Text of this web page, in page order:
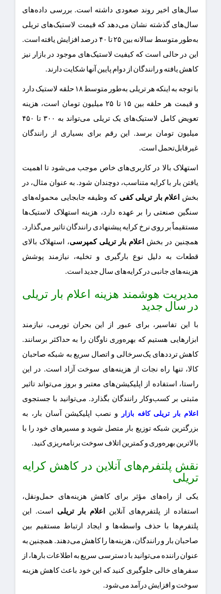
سال‌های اخیر روند صعودی داشته است. بررسی داده‌های
سال‌های گذشته نشان می‌دهد که قیمت لاستیک‌های تریلی
به‌طور متوسط سالانه بین ۲۵ تا ۴۰ درصد افزایش یافته است.
این در حالی است که کیفیت لاستیک‌های موجود در بازار نیز
کاهش یافته و رانندگان از دوام پایین آنها شکایت دارند.
با توجه به اینکه هر تریلی به‌طور متوسط ۱۸ حلقه لاستیک دارد
و قیمت هر حلقه بین ۱۵ تا ۲۵ میلیون تومان است، هزینه
تعویض کامل لاستیک‌های یک تریلی می‌تواند به ۳۰۰ تا ۴۵۰
میلیون تومان برسد. این رقم برای بسیاری از رانندگان
غیرقابل‌تحمل است.
استهلاک بالا در کاربری‌های خاص موجب می‌شود تا اهمیت
یافتن بار با کرایه متناسب، دوچندان شود. به عنوان مثال، در
بخش
اعلام بار تریلی کفی که وظیفه جابجایی محموله‌های
سنگین صنعتی را بر عهده دارد، هزینه استهلاک لاستیک‌ها
مستقیماً بر روی نرخ کرایه پیشنهادی رانندگان تاثیر می‌گذارد.
همچنین در بخش
اعلام بار تریلی کمپرسی، استهلاک بالای
قطعات به دلیل نوع بارگیری و تخلیه، نیازمند پوشش
هزینه‌های جانبی در کرایه‌های سال جدید است.
مدیریت هوشمند هزینه اعلام بار تریلی
در سال جدید
با این تفاسیر، برای عبور از این بحران تورمی، نیازمند
ابزارهایی هستیم که بهره‌وری ناوگان را به حداکثر برسانند.
کاهش ترددهای یک‌سرخالی و اتصال سریع به شبکه صاحبان
کالا، تنها راه نجات از هزینه‌های سوخت آزاد است. در این
راستا، استفاده از اپلیکیشن‌های معتبر و بروز می‌تواند تاثیر
مثبتی بر کسب‌وکار رانندگان بگذارد. می‌توانید با جستجوی
اعلام بار تریلی کافه بازار
و نصب اپلیکیشن‌ آسان ‌بار، به
بزرگترین شبکه توزیع بار متصل شوید و مسیرهای خود را با
بالاترین بهره‌وری و کمترین اتلاف سوخت برنامه‌ریزی کنید.
نقش پلتفرم‌های آنلاین در کاهش کرایه
تریلی
یکی از راه‌های مؤثر برای کاهش هزینه‌های حمل‌ونقل،
استفاده از پلتفرم‌های آنلاین
اعلام بار تریلی است. این
پلتفرم‌ها با حذف واسطه‌ها و ایجاد ارتباط مستقیم بین
صاحبان بار و رانندگان، هزینه‌ها را کاهش می‌دهند. همچنین به
عنوان راننده می‌توانید با دسترسی سریع به اطلاعات بارها، از
سفرهای خالی جلوگیری کنید که این خود باعث کاهش هزینه
سوخت و افزایش درآمد می‌شود.